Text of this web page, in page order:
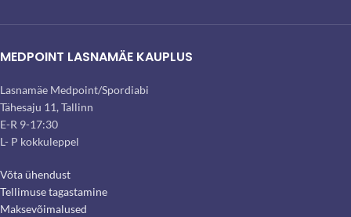
MEDPOINT LASNAMÄE KAUPLUS
Lasnamäe Medpoint/Spordiabi
Tähesaju 11, Tallinn
E-R 9-17:30
L- P kokkuleppel
Võta ühendust
Tellimuse tagastamine
Maksevõimalused